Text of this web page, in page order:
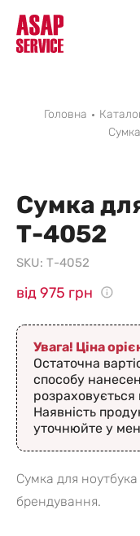
Головна
Сумка
Т-4052
SKU: Т-4052
від 975 грн
Увага! Ціна
Остаточна
способу
Наявність
уточнюйте у
Сумка для
брендування.